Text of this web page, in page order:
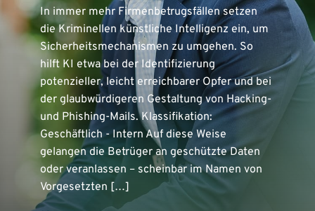
In immer mehr Firmenbetrugsfällen setzen
die Kriminellen künstliche Intelligenz ein, um
Sicherheitsmechanismen zu umgehen. So
hilft KI etwa bei der Identifizierung
potenzieller, leicht erreichbarer Opfer und bei
der glaubwürdigeren Gestaltung von Hacking-
und Phishing-Mails. Klassifikation:
Geschäftlich - Intern Auf diese Weise
gelangen die Betrüger an geschützte Daten
oder veranlassen – scheinbar im Namen von
Vorgesetzten […]